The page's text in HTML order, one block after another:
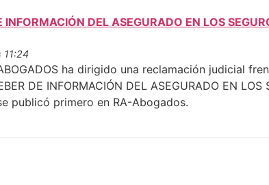
DEL ASEGURADO EN LOS
11:24
ha dirigido una reclamación judicial
DE INFORMACIÓN DEL ASEGURADO EN LOS
publicó primero en RA-Abogados.